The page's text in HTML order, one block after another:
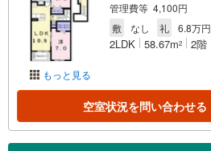
もっと見る
管理費等 4,100円
敷
なし 礼 6.8万円
2LDK 58.67m2 2階
空室状況を問い合わせる